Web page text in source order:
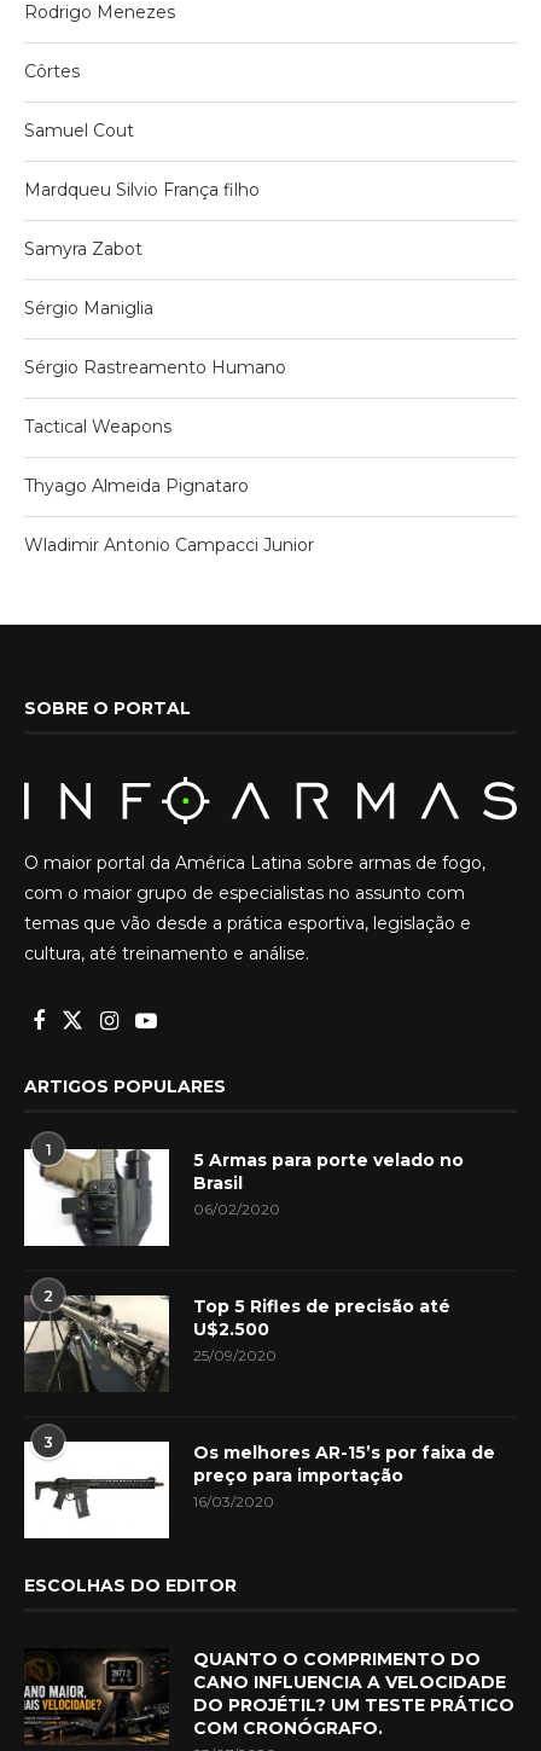
Rodrigo Menezes
Côrtes
Samuel Cout
Mardqueu Silvio França filho
Samyra Zabot
Sérgio Maniglia
Sérgio Rastreamento Humano
Tactical Weapons
Thyago Almeida Pignataro
Wladimir Antonio Campacci Junior
SOBRE O PORTAL
O maior portal da América Latina sobre armas de fogo,
com o maior grupo de especialistas no assunto com
temas que vão desde a prática esportiva, legislação e
cultura, até treinamento e análise.
ARTIGOS POPULARES
1
5 Armas para porte velado no
Brasil
06/02/2020
2
Top 5 Rifles de precisão até
U$2.500
25/09/2020
3
Os melhores AR-15’s por faixa de
preço para importação
16/03/2020
ESCOLHAS DO EDITOR
QUANTO O COMPRIMENTO DO
CANO INFLUENCIA A VELOCIDADE
DO PROJÉTIL? UM TESTE PRÁTICO
COM CRONÓGRAFO.